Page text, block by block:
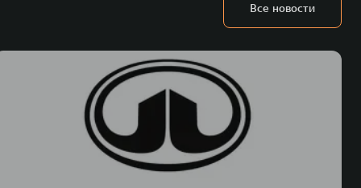
Все новости